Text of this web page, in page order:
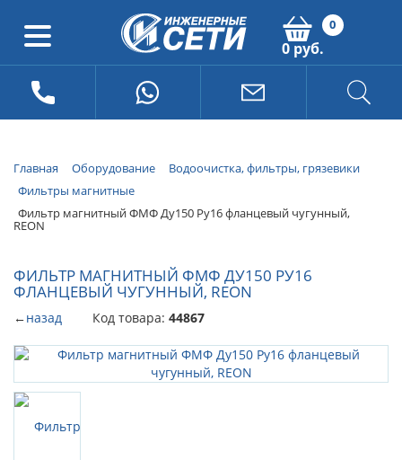
0
0 руб.
Главная Оборудование
Водоочистка, фильтры, грязевики
Фильтры магнитные
Фильтр магнитный ФМФ Ду150 Ру16 фланцевый чугунный,
REON
ФИЛЬТР МАГНИТНЫЙ ФМФ ДУ150 РУ16
ФЛАНЦЕВЫЙ ЧУГУННЫЙ, REON
←назад Код товара: 44867